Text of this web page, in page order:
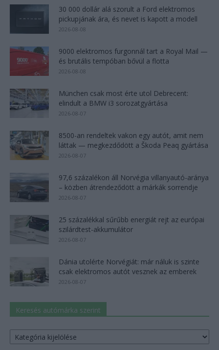
30 000 dollár alá szorult a Ford elektromos
pickupjának ára, és nevet is kapott a modell
2026-08-08
9000 elektromos furgonnál tart a Royal Mail —
és brutális tempóban bővül a flotta
2026-08-08
München csak most érte utol Debrecent:
elindult a BMW i3 sorozatgyártása
2026-08-07
8500-an rendeltek vakon egy autót, amit nem
láttak — megkezdődött a Škoda Peaq gyártása
2026-08-07
97,6 százalékon áll Norvégia villanyautó-aránya
– közben átrendeződött a márkák sorrendje
2026-08-07
25 százalékkal sűrűbb energiát rejt az európai
szilárdtest-akkumulátor
2026-08-07
Dánia utolérte Norvégiát: már náluk is szinte
csak elektromos autót vesznek az emberek
2026-08-07
Keresés autómárka szerint
Keresés
autómárka